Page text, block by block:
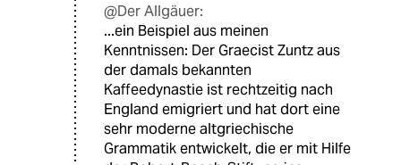
@Der Allgäuer:
...ein Beispiel aus meinen
Kenntnissen: Der Graecist Zuntz aus
der damals bekannten
Kaffeedynastie ist rechtzeitig nach
England emigriert und hat dort eine
sehr moderne altgriechische
Grammatik entwickelt, die er mit Hilfe